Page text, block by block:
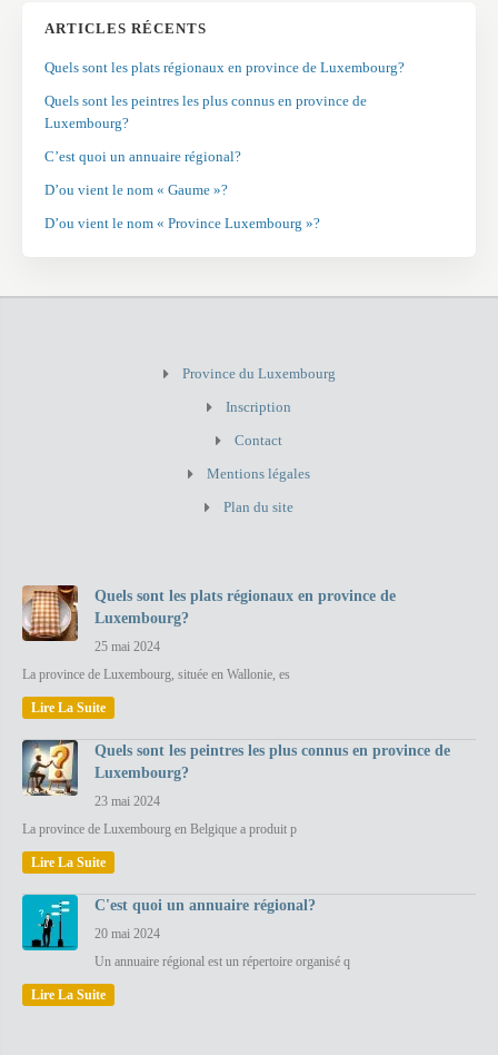
ARTICLES RÉCENTS
Quels sont les plats régionaux en province de Luxembourg?
Quels sont les peintres les plus connus en province de
Luxembourg?
C’est quoi un annuaire régional?
D’ou vient le nom « Gaume »?
D’ou vient le nom « Province Luxembourg »?
Province du Luxembourg
Inscription
Contact
Mentions légales
Plan du site
Quels sont les plats régionaux en province de
Luxembourg?
25 mai 2024
La province de Luxembourg, située en Wallonie, es
Lire La Suite
Quels sont les peintres les plus connus en province de
Luxembourg?
23 mai 2024
La province de Luxembourg en Belgique a produit p
Lire La Suite
C'est quoi un annuaire régional?
20 mai 2024
Un annuaire régional est un répertoire organisé q
Lire La Suite